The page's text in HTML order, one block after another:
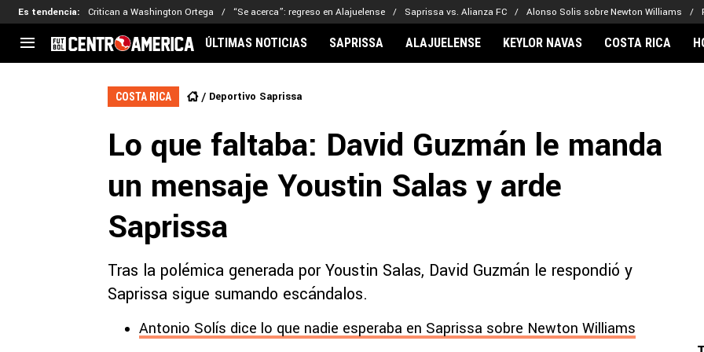
Es tendencia: Critican a Washington Ortega “Se acerca”: regreso en Alajuelense Saprissa vs. Alianza FC Alonso Solis sobre Newton Williams
CENTROAMÉRICA
CONCACAF
Liga de Naciones
Copa de Campeones
Copa Centroamericana
MLS
Kervin Arriaga
Nathaniel Méndez-Laing
Alajuelense
Comunicaciones
Real Estelí
Noticias
ÚLTIMAS NOTICIAS SAPRISSA ALAJUELENSE KEYLOR NAVAS COSTA RICA
COSTA RICA Deportivo Saprissa
Lo que faltaba: David Guzmán le manda
un mensaje Youstin Salas y arde
Saprissa
Tras la polémica generada por Youstin Salas, David Guzmán le respondió y
Saprissa sigue sumando escándalos.
Antonio Solís dice lo que nadie esperaba en Saprissa sobre Newton Williams